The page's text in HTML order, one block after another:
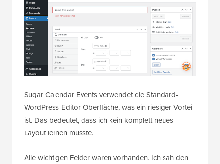
Sugar Calendar Events verwendet die Standard-
WordPress-Editor-Oberfläche, was ein riesiger Vorteil
ist. Das bedeutet, dass ich kein komplett neues
Layout lernen musste.
Alle wichtigen Felder waren vorhanden. Ich sah den